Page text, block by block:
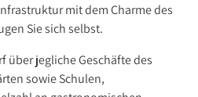
mit dem Charme des
Sie sich selbst.
über jegliche Geschäfte des
sowie Schulen,